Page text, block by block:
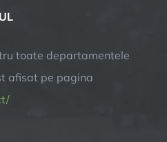
toate departamentele
afisat pe pagina